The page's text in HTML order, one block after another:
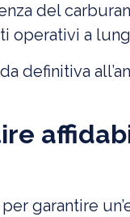
del
operativi a
definitiva
garantire